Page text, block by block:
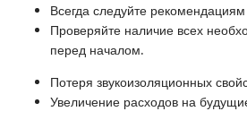
Всегда следуйте
Проверяйте наличие всех
перед началом.
Потеря звукоизоляционных
Увеличение расходов на